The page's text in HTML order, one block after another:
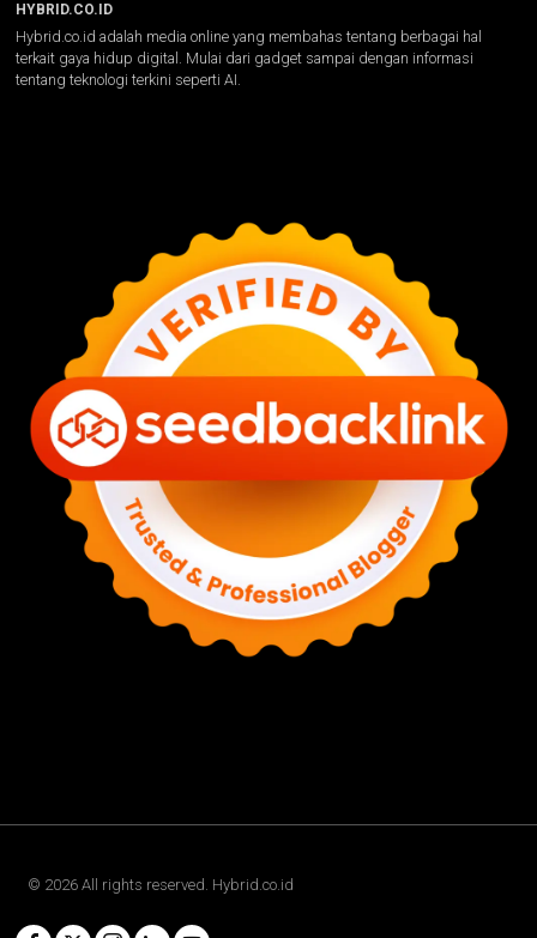
HYBRID.CO.ID
Hybrid.co.id adalah media online yang membahas tentang berbagai hal
terkait gaya hidup digital. Mulai dari gadget sampai dengan informasi
tentang teknologi terkini seperti AI.
© 2026 All rights reserved. Hybrid.co.id